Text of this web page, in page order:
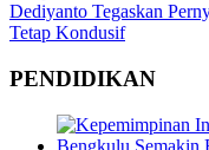
Dediyanto Tegaskan
Tetap Kondusif
PENDIDIKAN